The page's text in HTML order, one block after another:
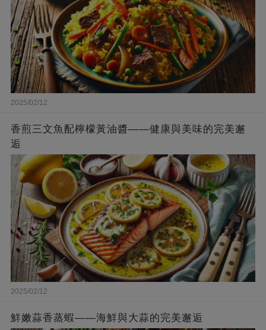
2025/02/12
香煎三文魚配檸檬黃油醬——健康與美味的完美邂
逅
2025/02/12
鮮嫩蒜香蒸蝦——海鮮與大蒜的完美邂逅